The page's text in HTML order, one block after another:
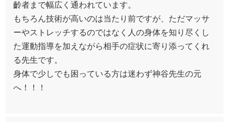
齡者まで幅広く通われています。
もちろん技術が高いのは当たり前ですが、ただマッサ
ーやストレッチするのではなく人の身体を知り尽くし
た運動指導を加えながら相手の症状に寄り添ってくれ
る先生です。
身体で少しでも困っている方は迷わず神谷先生の元
へ！！！